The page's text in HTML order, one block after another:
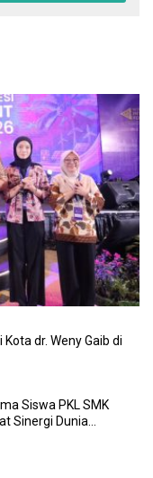
dr. Weny Gaib di
Siswa PKL SMK
Sinergi Dunia